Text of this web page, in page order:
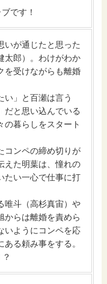
です！
が通じたと思った
太郎）。わけがわか
を受けながらも離婚
」と百瀬は言う
だと思い込んでいる
の暮らしをスタート
コンペの締め切りが
えた明葉は、憧れの
たい一心で仕事に打
唯斗（高杉真宙）や
からは離婚を責めら
いようにコンペを応
る頼み事をする。